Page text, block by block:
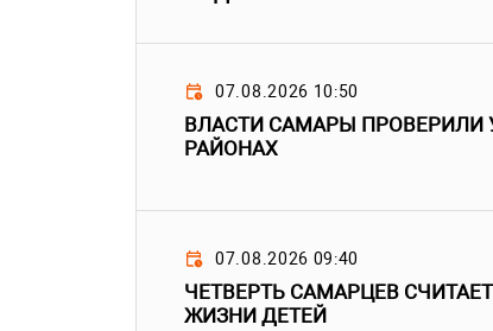
07.08.2026 10:50
ВЛАСТИ САМАРЫ ПРОВЕРИЛИ
РАЙОНАХ
07.08.2026 09:40
ЧЕТВЕРТЬ САМАРЦЕВ
ЖИЗНИ ДЕТЕЙ